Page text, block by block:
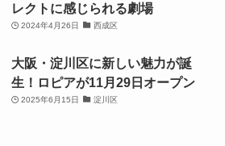
レクトに感じられる劇場
2024年4月26日 西成区
大阪・淀川区に新しい魅力が誕
生！ロピアが11月29日オープン
2025年6月15日 淀川区